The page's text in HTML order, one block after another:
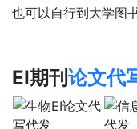
也可以自行到大学图
EI期刊 论文代